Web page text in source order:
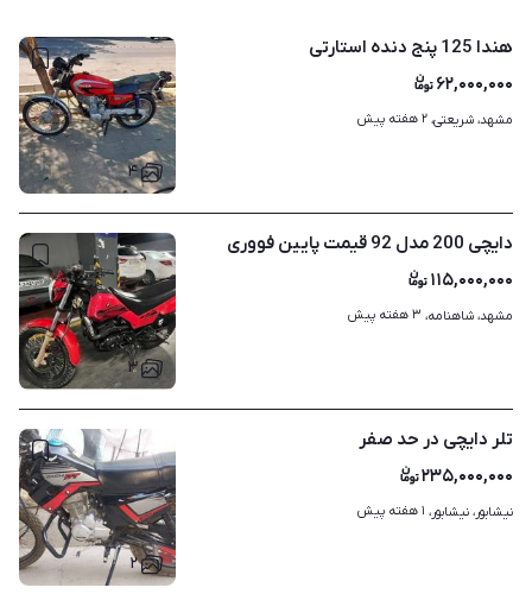
۴
هندا 125 پنج دنده استارتی
۶۲,۰۰۰,۰۰۰
مشهد، شریعتی، ۲ هفته پیش
۳
دایچی 200 مدل 92 قیمت پایین فووری
۱۱۵,۰۰۰,۰۰۰
مشهد، شاهنامه، ۳ هفته پیش
۲
تلر دایچی در حد صفر
۲۳۵,۰۰۰,۰۰۰
نیشابور، نیشابور، ۱ هفته پیش